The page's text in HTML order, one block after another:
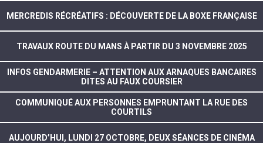
MERCREDIS RÉCRÉATIFS : DÉCOUVERTE DE LA BOXE FRANÇAISE
TRAVAUX ROUTE DU MANS À PARTIR DU 3 NOVEMBRE 2025
INFOS GENDARMERIE – ATTENTION AUX ARNAQUES BANCAIRES
DITES AU FAUX COURSIER
COMMUNIQUÉ AUX PERSONNES EMPRUNTANT LA RUE DES
COURTILS
AUJOURD’HUI, LUNDI 27 OCTOBRE, DEUX SÉANCES DE CINÉMA